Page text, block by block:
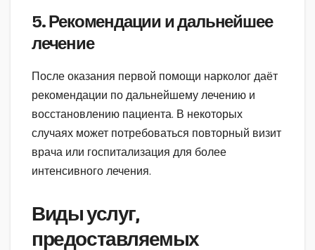
5. Рекомендации и дальнейшее
лечение
После оказания первой помощи нарколог даёт
рекомендации по дальнейшему лечению и
восстановлению пациента. В некоторых
случаях может потребоваться повторный визит
врача или госпитализация для более
интенсивного лечения.
Виды услуг,
предоставляемых